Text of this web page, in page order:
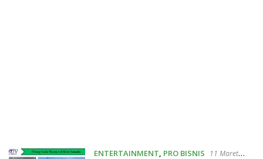
ENTERTAINMENT PRO BISNIS
11 Maret